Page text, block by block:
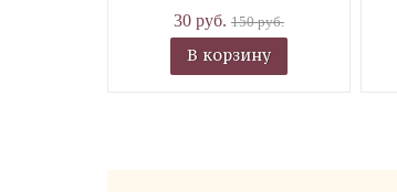
30 руб. 150 руб.
В корзину